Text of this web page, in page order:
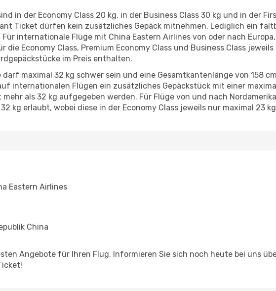
in der Economy Class 20 kg, in der Business Class 30 kg und in der
Ticket dürfen kein zusätzliches Gepäck mitnehmen. Lediglich ein
internationale Flüge mit China Eastern Airlines von oder nach
die Economy Class, Premium Economy Class und Business Class
im Preis enthalten.
maximal 32 kg schwer sein und eine Gesamtkantenlänge von 158
internationalen Flügen ein zusätzliches Gepäckstück mit einer
als 32 kg aufgegeben werden. Für Flüge von und nach
kg erlaubt, wobei diese in der Economy Class jeweils nur maximal 23
Eastern Airlines
China
Angebote für Ihren Flug. Informieren Sie sich noch heute bei uns